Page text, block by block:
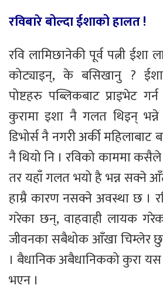
रविबारे बोल्दा ईशाको हालत !
रवि लामिछानेकी पूर्व पत्नी
कोट्याइन्, के बसिखानु ?
पोष्टहरु पब्लिकबाट प्राइभेट
कुरामा इशा नै गलत थिइन्
डिभोर्स नै नगरी अर्की
नै थियो नि । रविको काममा
तर यहाँ गलत भयो है भन्न सक्ने
हाम्रै कारण नसक्ने अवस्था छ ।
गरेका छन्, वाहवाही लायक
जीवनका सबैथोक आँखा चिम्लेर
। बैधानिक अबैधानिकको कुरा यस
भएन ।